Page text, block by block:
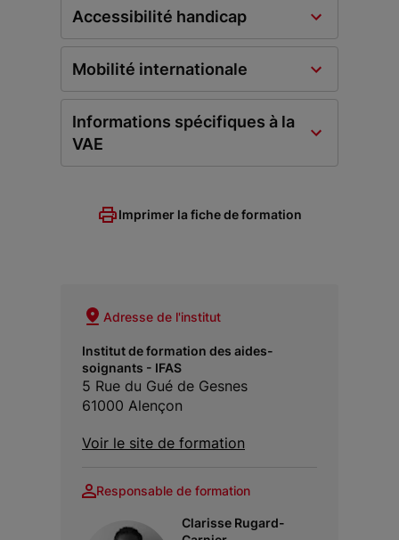
Accessibilité handicap
Mobilité internationale
Informations spécifiques à la
VAE
Imprimer la fiche de formation
Adresse de l'institut
Institut de formation des aides-
soignants - IFAS
5 Rue du Gué de Gesnes
61000 Alençon
Voir le site de formation
Responsable de formation
Clarisse Rugard-